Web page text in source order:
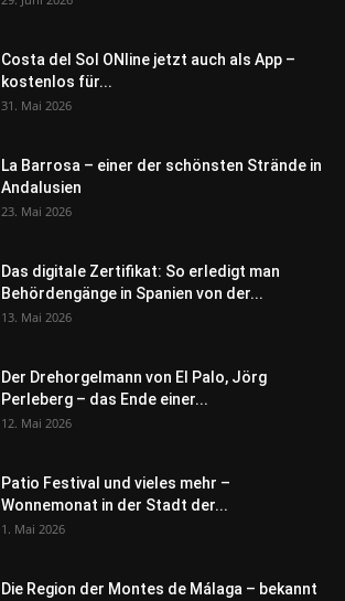
Costa del Sol ONline jetzt auch als App –
kostenlos für...
31. Mai 2026
La Barrosa – einer der schönsten Strände in
Andalusien
23. Mai 2026
Das digitale Zertifikat: So erledigt man
Behördengänge in Spanien von der...
13. Mai 2026
Der Drehorgelmann von El Palo, Jörg
Perleberg – das Ende einer...
12. Mai 2026
Patio Festival und vieles mehr –
Wonnemonat in der Stadt der...
1. Mai 2026
Die Region der Montes de Málaga – bekannt